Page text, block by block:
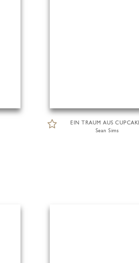
EIN TRAUM AUS
Sean Sims